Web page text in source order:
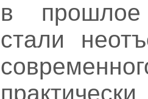
в
стали